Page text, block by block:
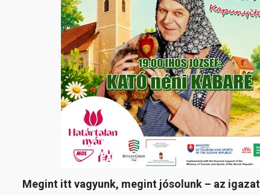
Megint itt vagyunk, megint jósolunk – az